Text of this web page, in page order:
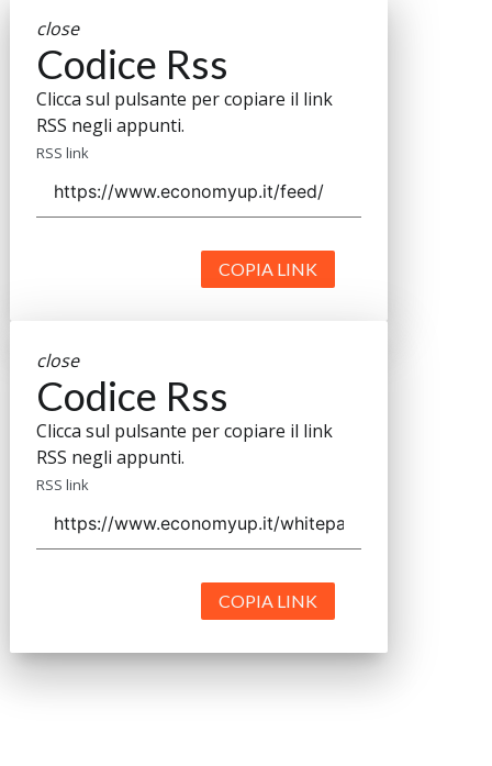
close
Codice Rss
Clicca sul pulsante per copiare il link
RSS negli appunti.
RSS link
COPIA LINK
close
Codice Rss
Clicca sul pulsante per copiare il link
RSS negli appunti.
RSS link
COPIA LINK